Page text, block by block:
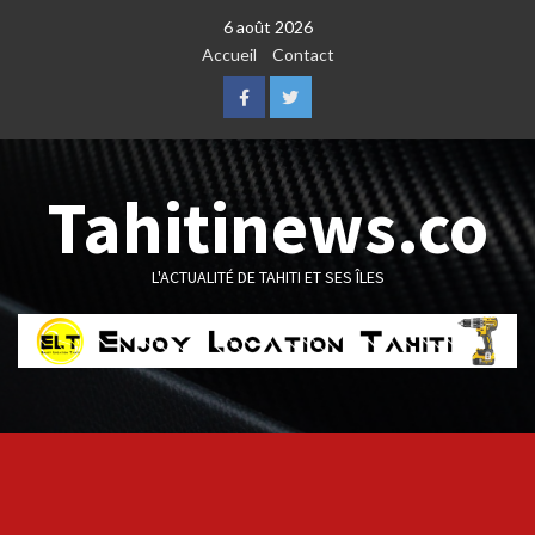
6 août 2026
Accueil
Contact
FacebookTwitter
Tahitinews.co
L'ACTUALITÉ DE TAHITI ET SES ÎLES